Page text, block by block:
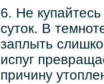
6. Не
суток. В
заплыть
испуг
причину